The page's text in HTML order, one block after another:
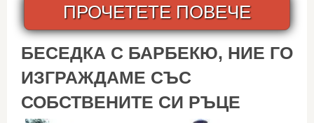
ПРОЧЕТЕТЕ ПОВЕЧЕ
БЕСЕДКА С БАРБЕКЮ, НИЕ ГО
ИЗГРАЖДАМЕ СЪС
СОБСТВЕНИТЕ СИ РЪЦЕ